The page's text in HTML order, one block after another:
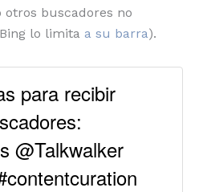
otros buscadores no
lo limita a su barra).
para recibir
@Talkwalker